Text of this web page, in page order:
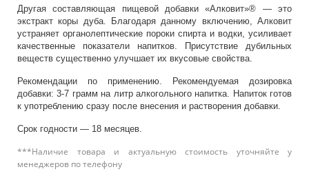
Другая составляющая пищевой добавки «Алковит»® — это
экстракт коры дуба. Благодаря данному включению, Алковит
устраняет органолептические пороки спирта и водки, усиливает
качественные показатели напитков. Присутствие дубильных
веществ существенно улучшает их вкусовые свойства.
Рекомендации по применению. Рекомендуемая дозировка
добавки: 3-7 грамм на литр алкогольного напитка. Напиток готов
к употреблению сразу после внесения и растворения добавки.
Срок годности — 18 месяцев.
***Наличие товара и актуальную стоимость уточняйте у
менеджеров по телефону